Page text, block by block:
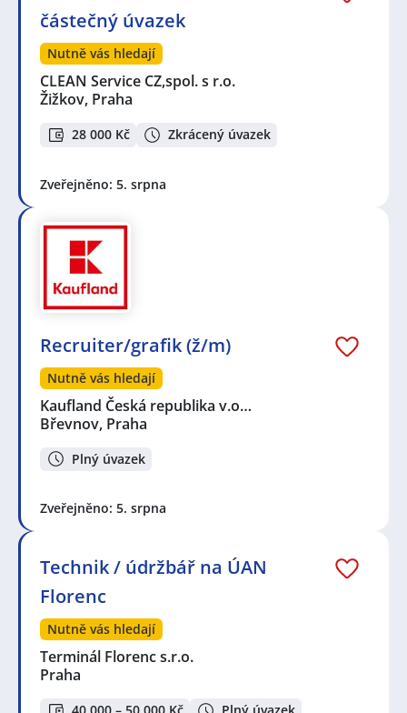
částečný úvazek
Nutně vás hledají
CLEAN Service CZ,spol. s r.o.
Žižkov, Praha
28 000 Kč Zkrácený úvazek
Zveřejněno: 5. srpna
Recruiter/grafik (ž/m)
Nutně vás hledají
Kaufland Česká republika v.o…
Břevnov, Praha
Plný úvazek
Zveřejněno: 5. srpna
Technik / údržbář na ÚAN
Florenc
Nutně vás hledají
Terminál Florenc s.r.o.
Praha